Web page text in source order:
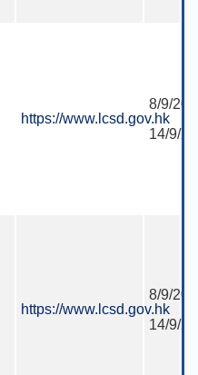
https://www.lcsd.gov.hk
8/9/
14/9/
https://www.lcsd.gov.hk
8/9/
14/9/